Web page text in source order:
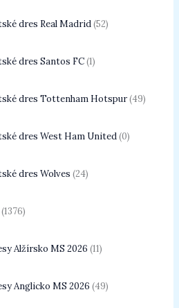
dres Real Madrid 52
dres Santos FC 1
dres Tottenham Hotspur 49
dres West Ham United 0
dres Wolves 24
1376
Alžírsko MS 2026 11
Anglicko MS 2026 49